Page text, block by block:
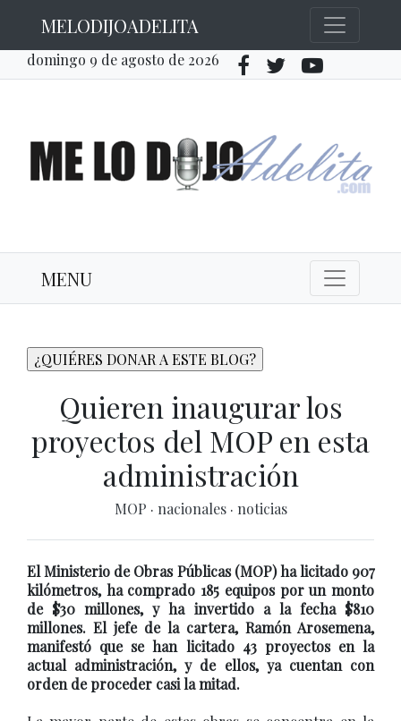
MELODIJOADELITA
domingo 9 de agosto de 2026
MENU
Quieren inaugurar los
proyectos del MOP en esta
administración
MOP · nacionales · noticias
El Ministerio de Obras Públicas (MOP) ha licitado 907
kilómetros, ha comprado 185 equipos por un monto
de $30 millones, y ha invertido a la fecha $810
millones. El jefe de la cartera, Ramón Arosemena,
manifestó que se han licitado 43 proyectos en la
actual administración, y de ellos, ya cuentan con
orden de proceder casi la mitad.